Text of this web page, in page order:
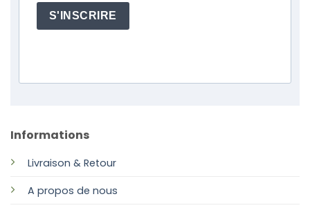
Informations
Livraison & Retour
A propos de nous
S'INSCRIRE